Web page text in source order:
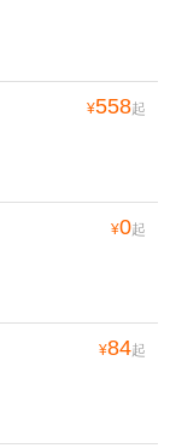
¥558起
¥0起
¥84起